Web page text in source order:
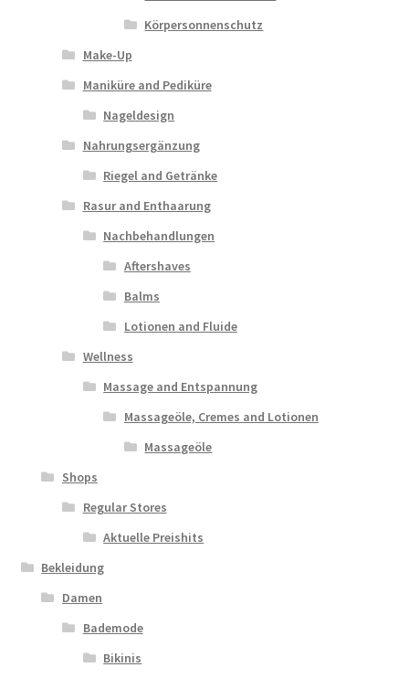
Körpersonnenschutz
Make-Up
Maniküre and Pediküre
Nageldesign
Nahrungsergänzung
Riegel and Getränke
Rasur and Enthaarung
Nachbehandlungen
Aftershaves
Balms
Lotionen and Fluide
Wellness
Massage and Entspannung
Massageöle, Cremes and Lotionen
Massageöle
Shops
Regular Stores
Aktuelle Preishits
Bekleidung
Damen
Bademode
Bikinis